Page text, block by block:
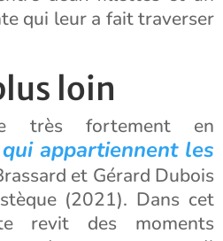
qui leur a fait traverser
loin
très fortement en
appartiennent les
et Gérard Dubois
(2021). Dans cet
revit des moments